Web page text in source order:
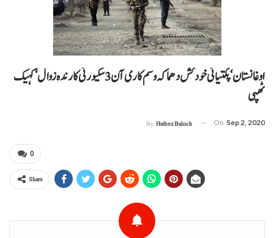
اوغانستان‘ پکتیا ٹی خودکش دھماکہ و سم کاری آن 3 سکیورٹی کارندہ زوال‘ کہیک
ٹھپی
By Hafeez Baloch On Sep 2, 2020
0
Share